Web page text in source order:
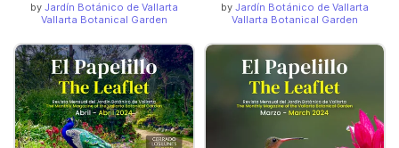
by Jardín Botánico de Vallarta
Vallarta Botanical Garden
by Jardín Botánico de Vallarta
Vallarta Botanical Garden